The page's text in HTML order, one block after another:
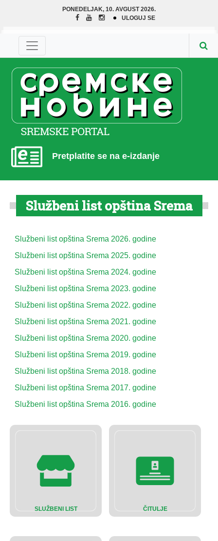
PONEDELJAK, 10. AVGUST 2026.
ULOGUJ SE
Pretplatite se na e-izdanje
SLUŽBENI LIST ČITULJE
Službeni list opština Srema
Službeni list opština Srema 2026. godine
Službeni list opština Srema 2025. godine
Službeni list opština Srema 2024. godine
Službeni list opština Srema 2023. godine
Službeni list opština Srema 2022. godine
Službeni list opština Srema 2021. godine
Službeni list opština Srema 2020. godine
Službeni list opština Srema 2019. godine
Službeni list opština Srema 2018. godine
Službeni list opština Srema 2017. godine
Službeni list opština Srema 2016. godine